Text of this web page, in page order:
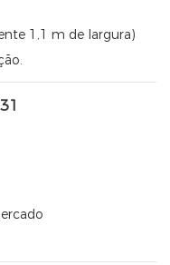
1,1 m de largura)